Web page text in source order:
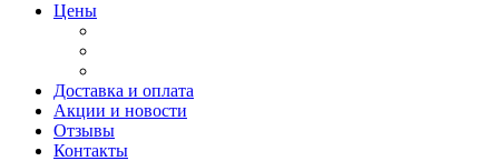
Цены
Доставка и оплата
Акции и новости
Отзывы
Контакты